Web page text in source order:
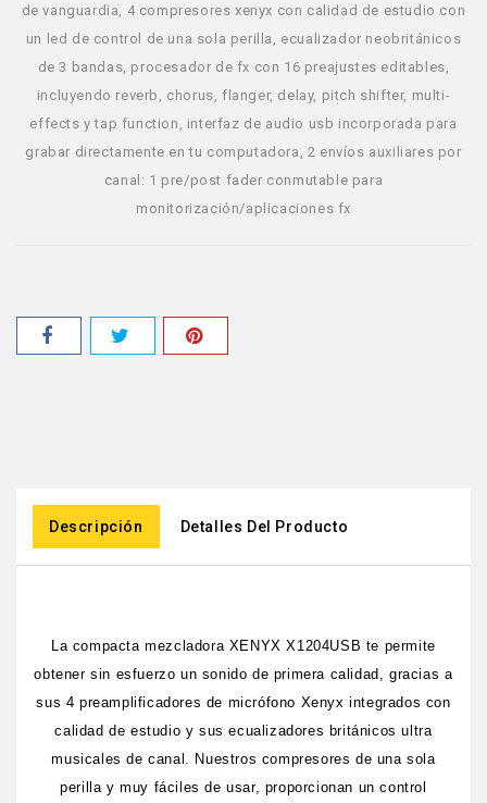
de vanguardia, 4 compresores xenyx con calidad de estudio con
un led de control de una sola perilla, ecualizador neobritánicos
de 3 bandas, procesador de fx con 16 preajustes editables,
incluyendo reverb, chorus, flanger, delay, pitch shifter, multi-
effects y tap function, interfaz de audio usb incorporada para
grabar directamente en tu computadora, 2 envíos auxiliares por
canal: 1 pre/post fader conmutable para
monitorización/aplicaciones fx
Descripción Detalles Del Producto
La compacta mezcladora XENYX X1204USB te permite
obtener sin esfuerzo un sonido de primera calidad, gracias a
sus 4 preamplificadores de micrófono Xenyx integrados con
calidad de estudio y sus ecualizadores británicos ultra
musicales de canal. Nuestros compresores de una sola
perilla y muy fáciles de usar, proporcionan un control